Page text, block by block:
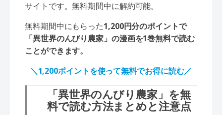
サイトです。無料期間中に解約可能。
無料期間中にもらった1,200円分のポイントで
「異世界のんびり農家」の漫画を1巻無料で読む
ことができます。
＼1,200ポイントを使って無料でお得に読む／
「異世界のんびり農家」を無
料で読む方法まとめと注意点